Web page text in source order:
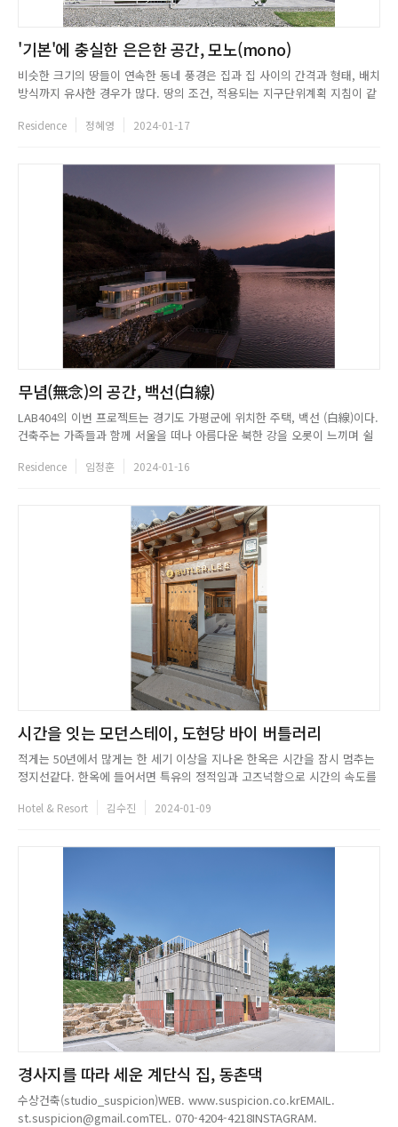
'기본'에 충실한 은은한 공간, 모노(mono)
비슷한 크기의 땅들이 연속한 동네 풍경은 집과 집 사이의 간격과 형태, 배치
방식까지 유사한 경우가 많다. 땅의 조건, 적용되는 지구단위계획 지침이 같
지 균일화 된 신도시 주택지역이다. 이런 제한된 환경에서 기본에 충실한 단
Residence 정혜영 2024-01-17
무념(無念)의 공간, 백선(白線)
LAB404의 이번 프로젝트는 경기도 가평군에 위치한 주택, 백선 (白線)이다.
건축주는 가족들과 함께 서울을 떠나 아름다운 북한 강을 오롯이 느끼며 쉴
안 중에 건축주는 어디서든 북한강 을 눈에 담아낼 수 있는 디자인 안을 선택
Residence 임정훈 2024-01-16
시간을 잇는 모던스테이, 도현당 바이 버틀러리
적게는 50년에서 많게는 한 세기 이상을 지나온 한옥은 시간을 잠시 멈추는
정지선같다. 한옥에 들어서면 특유의 정적임과 고즈넉함으로 시간의 속도를
의 천천한 시간이 쌓이며 한옥에는 느리고 여유로운 아름다움이 빛을 발한
Hotel & Resort 김수진 2024-01-09
경사지를 따라 세운 계단식 집, 동촌댁
수상건축(studio_suspicion)WEB. www.suspicion.co.krEMAIL.
st.suspicion@gmail.comTEL. 070-4204-4218INSTAGRAM.